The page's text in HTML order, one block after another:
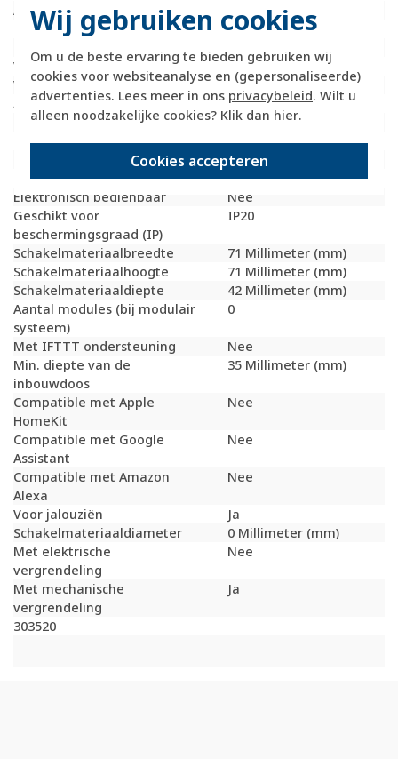
Wij gebruiken cookies
Om u de beste ervaring te bieden gebruiken wij
cookies voor websiteanalyse en (gepersonaliseerde)
advertenties. Lees meer in ons privacybeleid. Wilt u
alleen noodzakelijke cookies? Klik dan hier.
Cookies accepteren
Aantal polen
Materiaal
Metaal
Bevestigingswijze
Klauwbevestiging
Voor rolluiken
Ja
Voor zonweringen
Ja
Aantal toetsen
2
RAL-nummer (vergelijkbaar)
7035
Mechanisch bedienbaar
Ja
Nee
Uitvoering oppervlakte
Mat
Elektronisch bedienbaar
Nee
Geschikt voor
beschermingsgraad (IP)
IP20
Schakelmateriaalbreedte
71 Millimeter (mm)
Schakelmateriaalhoogte
71 Millimeter (mm)
Schakelmateriaaldiepte
42 Millimeter (mm)
Aantal modules (bij modulair
systeem)
0
Met IFTTT ondersteuning
Nee
Min. diepte van de
inbouwdoos
35 Millimeter (mm)
Compatible met Apple
HomeKit
Nee
Compatible met Google
Assistant
Nee
Compatible met Amazon
Alexa
Nee
Voor jalouziën
Ja
Schakelmateriaaldiameter
0 Millimeter (mm)
Met elektrische
vergrendeling
Nee
Met mechanische
vergrendeling
Ja
303520